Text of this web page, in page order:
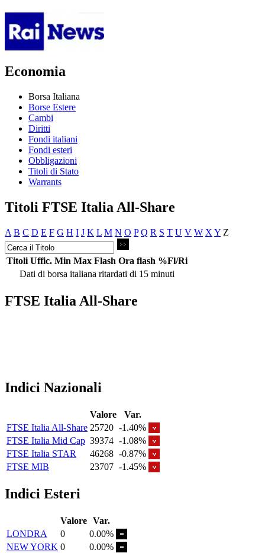
Economia
Borsa Italiana
Borse Estere
Cambi
Diritti
Fondi italiani
Fondi esteri
Obbligazioni
Titoli di Stato
Warrants
Titoli FTSE Italia All-Share
A B C D E F G H I J K L M N O P Q R S T U V W X Y Z
Titoli Uffic. Min Max Flash Ora flash %Fl/Ri
Dati di borsa italiana ritardati di 15 minuti
FTSE Italia All-Share
Indici Nazionali
Valore
Var.
FTSE Italia All-Share 25720 -1.40%
FTSE Italia Mid Cap 39374 -1.08%
FTSE Italia STAR
46268 -0.87%
FTSE MIB
23707 -1.45%
Indici Esteri
Valore Var.
LONDRA
0
0.00%
NEW YORK 0
0.00%